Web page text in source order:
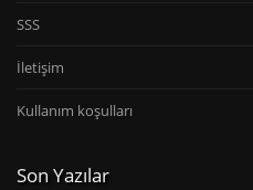
SSS
İletişim
Kullanım koşulları
Son Yazılar